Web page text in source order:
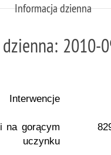
Informacja dzienna
2010-
Interwencje
na gorącym
uczynku